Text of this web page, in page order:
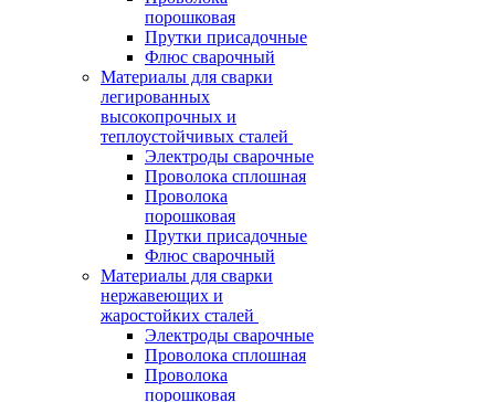
порошковая
Прутки присадочные
Флюс сварочный
Материалы для сварки
легированных
высокопрочных и
теплоустойчивых сталей
Электроды сварочные
Проволока сплошная
Проволока
порошковая
Прутки присадочные
Флюс сварочный
Материалы для сварки
нержавеющих и
жаростойких сталей
Электроды сварочные
Проволока сплошная
Проволока
порошковая